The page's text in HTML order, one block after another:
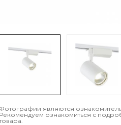
Фотографии являются
Рекомендуем ознакомиться с